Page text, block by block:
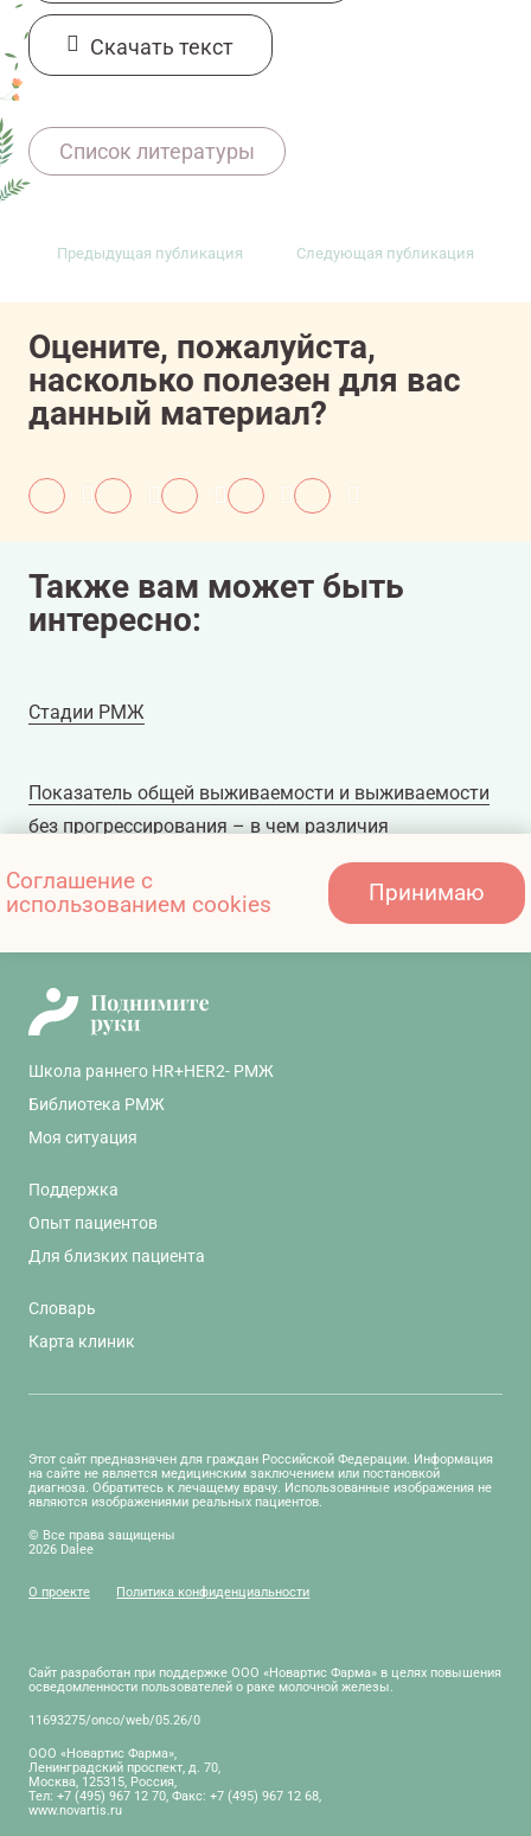
Cкачать текст
11607081/onco/web/03.26/0
Список литературы
Предыдущая публикация Следующая публикация
Оцените, пожалуйста,
насколько полезен для вас
данный материал?
Также вам может быть
интересно:
Стадии РМЖ
Показатель общей выживаемости и выживаемости
без прогрессирования – в чем различия
У меня метастатический РМЖ – что это значит?
Школа раннего HR+HER2- РМЖ
Библиотека РМЖ
Моя ситуация
Поддержка
Опыт пациентов
Для близких пациента
Словарь
Карта клиник
Этот сайт предназначен для граждан Российской Федерации. Информация
на сайте не является медицинским заключением или постановкой
диагноза. Обратитесь к лечащему врачу. Использованные изображения не
являются изображениями реальных пациентов.
© Все права защищены
2026 Dalee
О проекте Политика конфиденциальности
Сайт разработан при поддержке ООО «Новартис Фарма» в целях повышения
осведомленности пользователей о раке молочной железы.
11693275/onco/web/05.26/0
ООО «Новартис Фарма»,
Ленинградский проспект, д. 70,
Москва, 125315, Россия,
Тел: +7 (495) 967 12 70, Факс: +7 (495) 967 12 68,
www.novartis.ru
Соглашение с
использованием cookies
Принимаю